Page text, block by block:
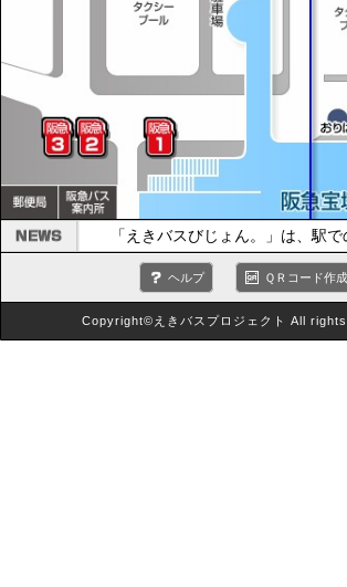
「えきバスびじょん。」は、駅
ヘルプ ＱＲコード作成
Copyright©えきバスプロジェクト All